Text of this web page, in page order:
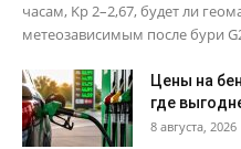
часам, Kp 2–2,67, будет ли
метеозависимым после бури
Цены на
где
8 августа, 2026